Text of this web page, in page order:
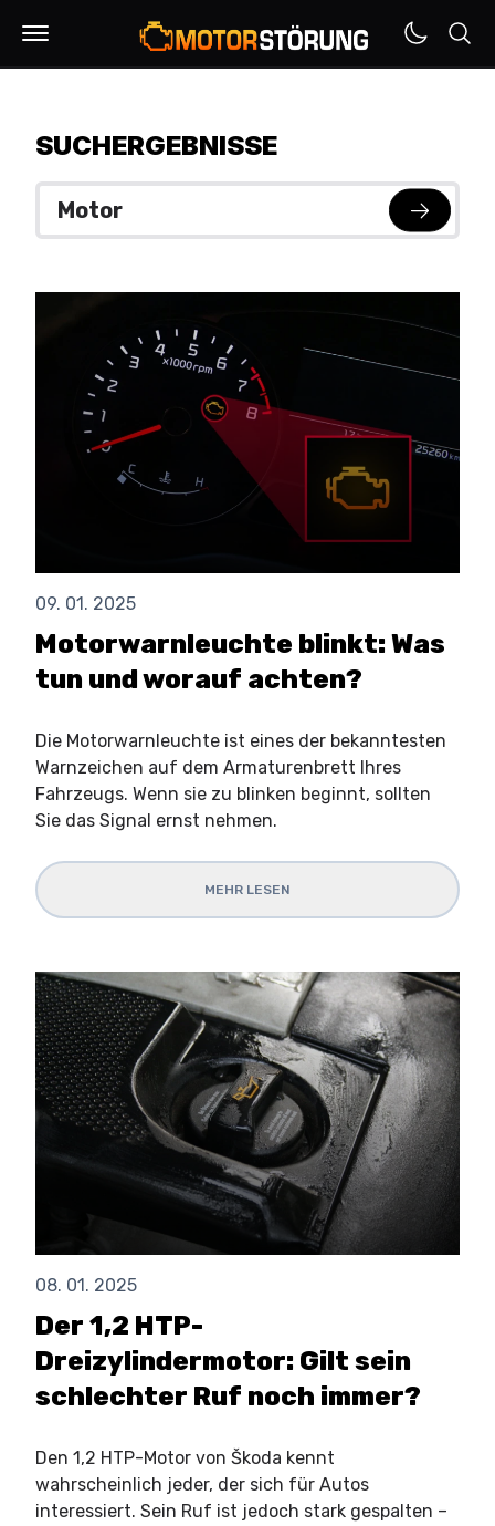
SUCHERGEBNISSE
09. 01. 2025
Motorwarnleuchte blinkt: Was
tun und worauf achten?
Die Motorwarnleuchte ist eines der bekanntesten
Warnzeichen auf dem Armaturenbrett Ihres
Fahrzeugs. Wenn sie zu blinken beginnt, sollten
Sie das Signal ernst nehmen.
MEHR LESEN
08. 01. 2025
Der 1,2 HTP-
Dreizylindermotor: Gilt sein
schlechter Ruf noch immer?
Den 1,2 HTP-Motor von Škoda kennt
wahrscheinlich jeder, der sich für Autos
interessiert. Sein Ruf ist jedoch stark gespalten –